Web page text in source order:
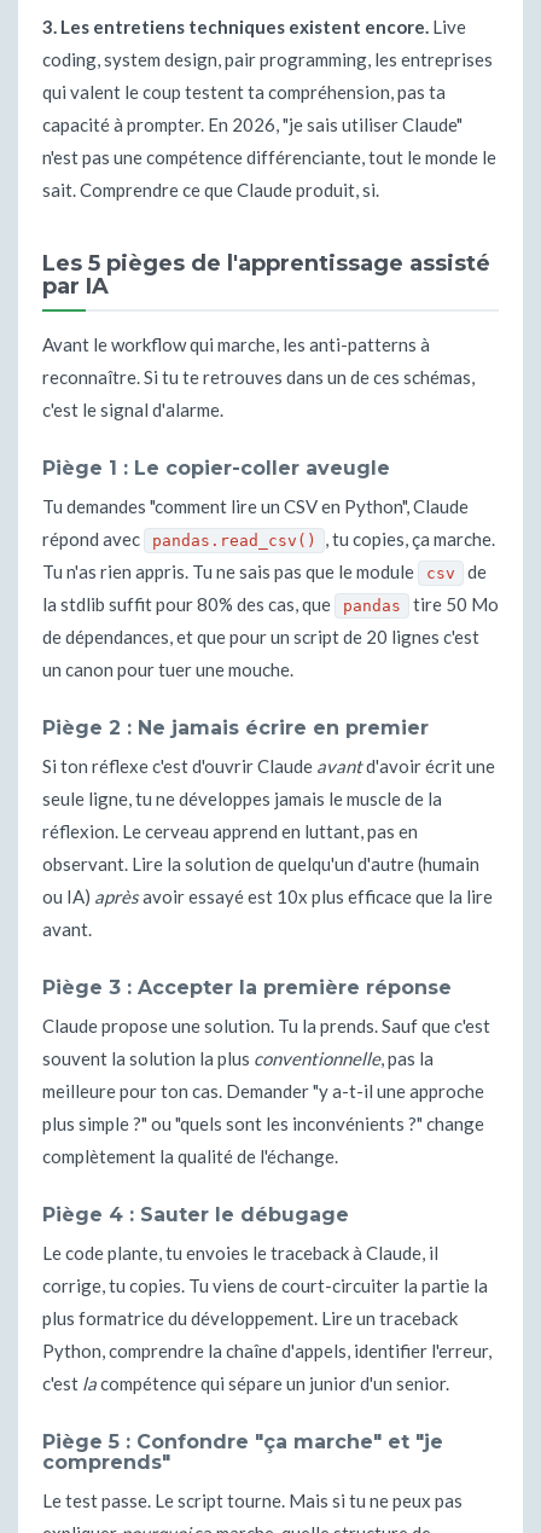
3. Les entretiens techniques existent encore. Live
coding, system design, pair programming, les entreprises
qui valent le coup testent ta compréhension, pas ta
capacité à prompter. En 2026, "je sais utiliser Claude"
n'est pas une compétence différenciante, tout le monde le
sait. Comprendre ce que Claude produit, si.
Les 5 pièges de l'apprentissage assisté
par IA
Avant le workflow qui marche, les anti-patterns à
reconnaître. Si tu te retrouves dans un de ces schémas,
c'est le signal d'alarme.
Piège 1 : Le copier-coller aveugle
Tu demandes "comment lire un CSV en Python", Claude
répond avec
pandas.read_csv()
, tu copies, ça marche.
Tu n'as rien appris. Tu ne sais pas que le module
csv
de
la stdlib suffit pour 80% des cas, que
pandas
tire 50 Mo
de dépendances, et que pour un script de 20 lignes c'est
un canon pour tuer une mouche.
Piège 2 : Ne jamais écrire en premier
Si ton réflexe c'est d'ouvrir Claude avantd'avoir écrit une
seule ligne, tu ne développes jamais le muscle de la
réflexion. Le cerveau apprend en luttant, pas en
observant. Lire la solution de quelqu'un d'autre (humain
ou IA) aprèsavoir essayé est 10x plus efficace que la lire
avant.
Piège 3 : Accepter la première réponse
Claude propose une solution. Tu la prends. Sauf que c'est
souvent la solution la plus conventionnelle, pas la
meilleure pour ton cas. Demander "y a-t-il une approche
plus simple ?" ou "quels sont les inconvénients ?" change
complètement la qualité de l'échange.
Piège 4 : Sauter le débugage
Le code plante, tu envoies le traceback à Claude, il
corrige, tu copies. Tu viens de court-circuiter la partie la
plus formatrice du développement. Lire un traceback
Python, comprendre la chaîne d'appels, identifier l'erreur,
c'est lacompétence qui sépare un junior d'un senior.
Piège 5 : Confondre "ça marche" et "je
comprends"
Le test passe. Le script tourne. Mais si tu ne peux pas